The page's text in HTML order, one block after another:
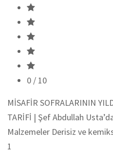
0 / 10
MİSAFİR SOFRALARININ
TARİFİ | Şef Abdullah
Malzemeler Derisiz ve
1